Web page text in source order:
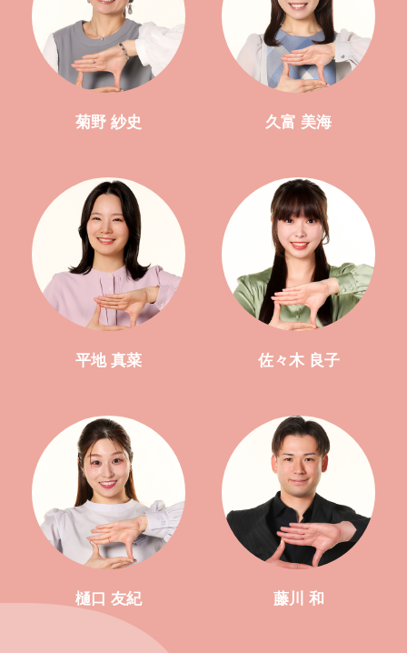
菊野 紗史 久富 美海
平地 真菜 佐々木 良子
樋口 友紀 藤川 和